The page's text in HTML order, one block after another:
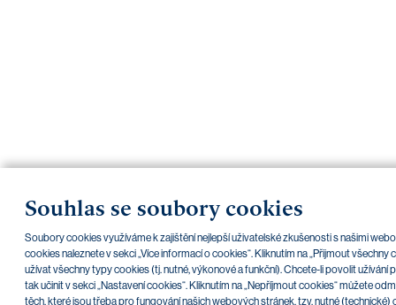
Souhlas se soubory cookies
Soubory cookies využíváme k zajištění nejlepší uživatelské zkušenosti s našimi
cookies naleznete v sekci „Více informací o cookies“. Kliknutím na „Přijmout všechny
užívat všechny typy cookies (tj. nutné, výkonové a funkční). Chcete-li povolit užívání
tak učinit v sekci „Nastavení cookies“. Kliknutím na „Nepříjmout cookies“ můžete
těch, které jsou třeba pro fungování našich webových stránek, tzv. nutné (technické)